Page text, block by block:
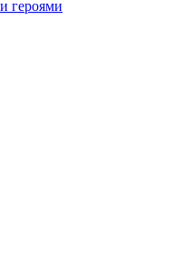
героями